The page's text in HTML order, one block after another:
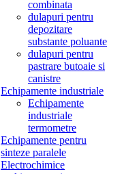
combinata
dulapuri pentru
depozitare
substante poluante
dulapuri pentru
pastrare butoaie si
canistre
Echipamente industriale
Echipamente
industriale
termometre
Echipamente pentru
sinteze paralele
Electrochimice